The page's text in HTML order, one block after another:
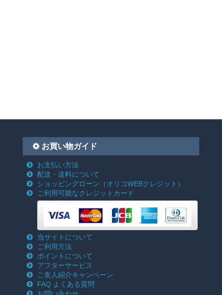
お買い物ガイド
お支払い方法
配送・送料について
ショッピングローン （オリコWEBクレジット）
ご利用可能なクレジットカード
当サイトについて
ご利用方法
ポイントについて
アフターサービス
ご友人紹介キャンペーン
FAQ よくある質問